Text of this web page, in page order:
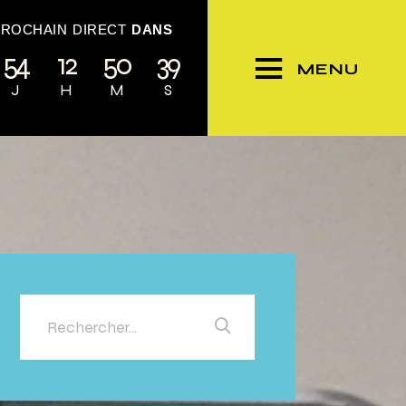
DIRECT DANS
54
J
12
H
50
M
36
S
MENU